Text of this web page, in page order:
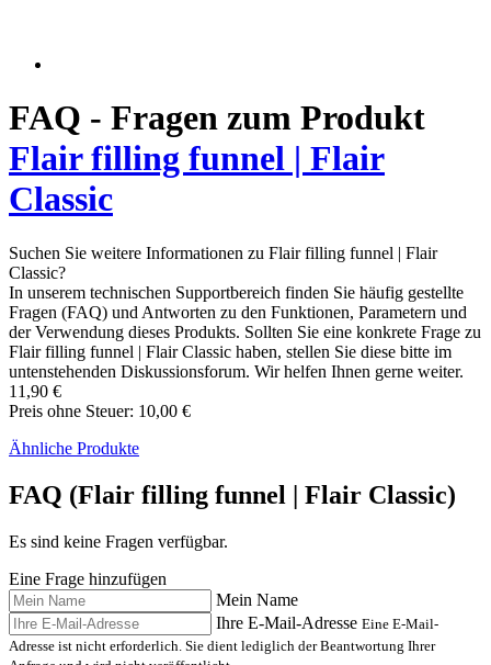
FAQ - Fragen zum Produkt
Flair filling funnel | Flair
Classic
Suchen Sie weitere Informationen zu Flair filling funnel | Flair
Classic?
In unserem technischen Supportbereich finden Sie häufig gestellte
Fragen (FAQ) und Antworten zu den Funktionen, Parametern und
der Verwendung dieses Produkts. Sollten Sie eine konkrete Frage zu
Flair filling funnel | Flair Classic haben, stellen Sie diese bitte im
untenstehenden Diskussionsforum. Wir helfen Ihnen gerne weiter.
11,90 €
Preis ohne Steuer: 10,00 €
Ähnliche Produkte
FAQ (Flair filling funnel | Flair Classic)
Es sind keine Fragen verfügbar.
Eine Frage hinzufügen
Mein Name
Ihre E-Mail-Adresse Eine E-Mail-
Adresse ist nicht erforderlich. Sie dient lediglich der Beantwortung Ihrer